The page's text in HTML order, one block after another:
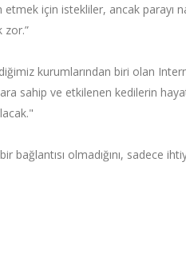
için istekliler, ancak parayı
zor.”
kurumlarından biri olan
sahip ve etkilenen kedilerin
bağlantısı olmadığını, sadece